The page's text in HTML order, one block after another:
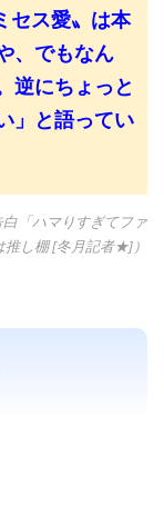
セス愛〟は本
、でもなん
逆にちょっと
」と語ってい
白「ハマりすぎてファ
し棚 [冬月記者★]）